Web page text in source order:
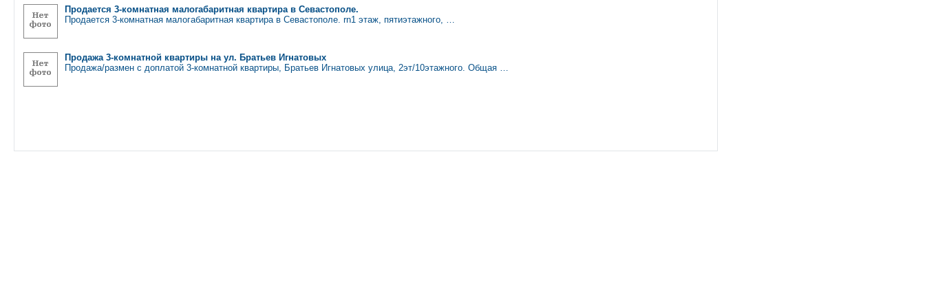
Продается 3-комнатная малогабаритная квартира в Севастополе.
Продается 3-комнатная малогабаритная квартира в Севастополе. rn1 этаж, пятиэтажного, …
Продажа 3-комнатной квартиры на ул. Братьев Игнатовых
Продажа/размен с доплатой 3-комнатной квартиры, Братьев Игнатовых улица, 2эт/10этажного. Общая …